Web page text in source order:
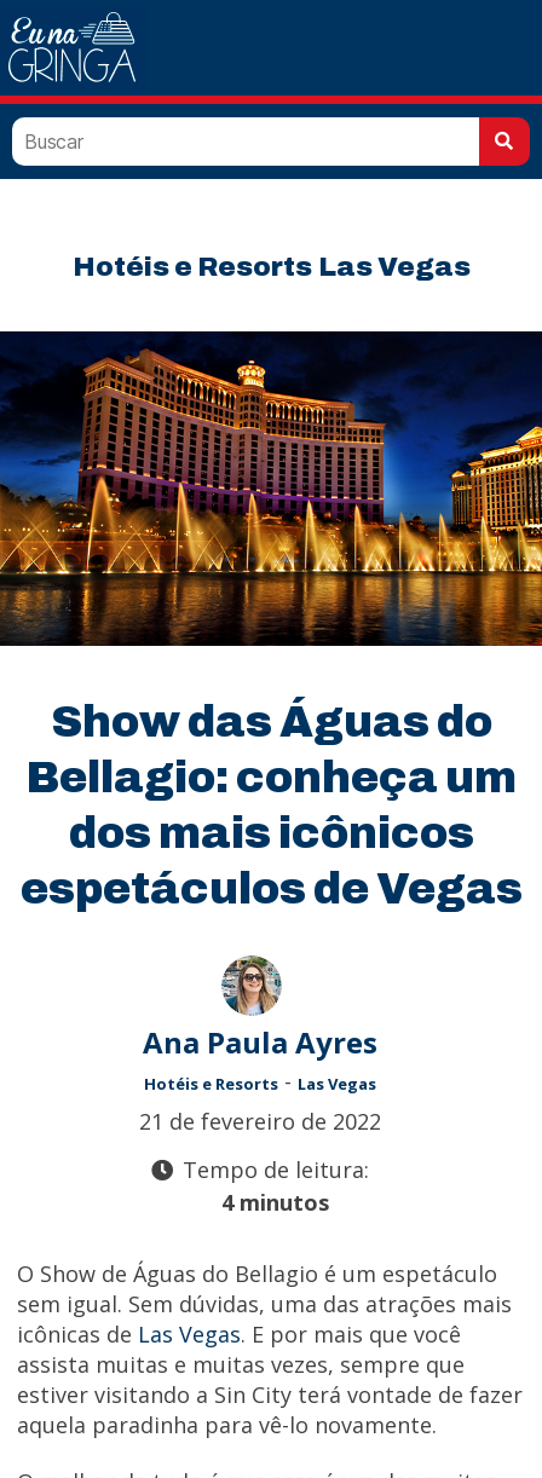
Hotéis e Resorts Las Vegas
Show das Águas do
Bellagio: conheça um
dos mais icônicos
espetáculos de Vegas
Ana Paula Ayres
Hotéis e Resorts - Las Vegas
21 de fevereiro de 2022
Tempo de leitura:
4 minutos
O Show de Águas do Bellagio é um espetáculo
sem igual. Sem dúvidas, uma das atrações mais
icônicas de Las Vegas. E por mais que você
assista muitas e muitas vezes, sempre que
estiver visitando a Sin City terá vontade de fazer
aquela paradinha para vê-lo novamente.